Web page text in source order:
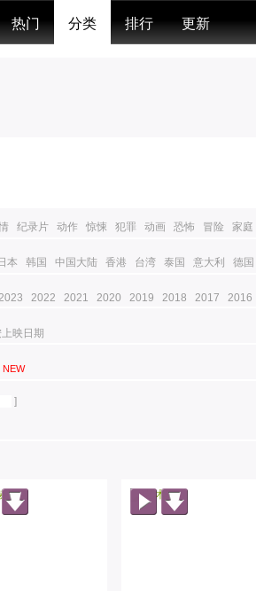
热门 分类 排行 更新
纪录片 动作 惊悚 犯罪 动画 恐怖 冒险 家庭
日本 韩国 中国大陆 香港 台湾 泰国 意大利 德国
2022 2021 2020 2019 2018 2017 2016
映日期
NEW
]